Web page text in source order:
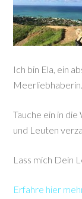
Ich bin Ela, ein
Meerliebhaberin.
Tauche ein in
und Leuten
Lass mich Dein
Erfahre hier